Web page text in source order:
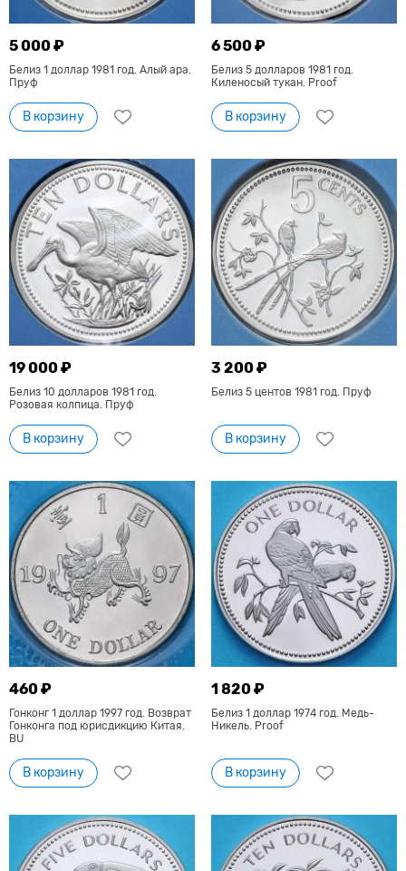
5 000 ₽
Белиз 1 доллар 1981 год. Алый ара.
Пруф
В корзину
6 500 ₽
Белиз 5 долларов 1981 год.
Киленосый тукан. Proof
В корзину
19 000 ₽
Белиз 10 долларов 1981 год.
Розовая колпица. Пруф
В корзину
3 200 ₽
Белиз 5 центов 1981 год. Пруф
В корзину
460 ₽
Гонконг 1 доллар 1997 год. Возврат
Гонконга под юрисдикцию Китая.
BU
В корзину
1 820 ₽
Белиз 1 доллар 1974 год. Медь-
Никель. Proof
В корзину